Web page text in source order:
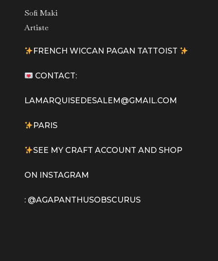
Sofi Maki
Artiste
FRENCH WICCAN PAGAN TATTOIST
CONTACT:
LAMARQUISEDESALEM@GMAIL.COM
PARIS
SEE MY CRAFT ACCOUNT AND SHOP
ON INSTAGRAM
: @AGAPANTHUSOBSCURUS